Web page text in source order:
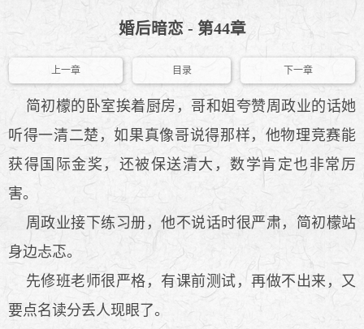
婚后暗恋 - 第44章
上一章 目录 下一章
简初檬的卧室挨着厨房，哥和姐夸赞周政业的话她
听得一清二楚，如果真像哥说得那样，他物理竞赛能
获得国际金奖，还被保送清大，数学肯定也非常厉
害。
周政业接下练习册，他不说话时很严肃，简初檬站
身边忐忑。
先修班老师很严格，有课前测试，再做不出来，又
要点名读分丢人现眼了。